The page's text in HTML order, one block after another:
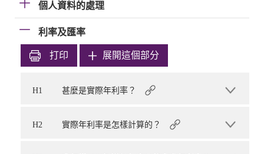
個人資料的處理
利率及匯率
打印 展開這個部分
H1 甚麼是實際年利率？
H2 實際年利率是怎樣計算的？